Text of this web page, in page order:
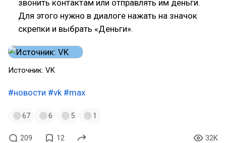
звонить контактам или отправлять им деньги.
Для этого нужно в диалоге нажать на значок
скрепки и выбрать «Деньги».
Источник: VK
#новости #vk #max
67 6 5 1
209 12 32K